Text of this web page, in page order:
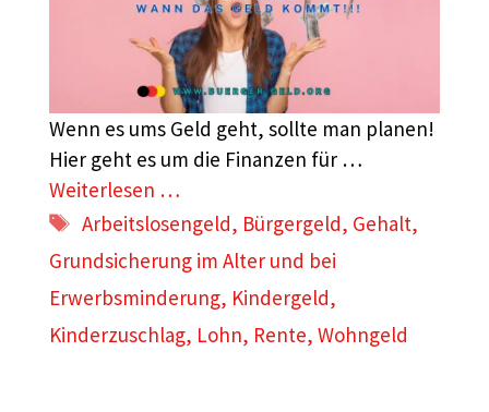
Wenn es ums Geld geht, sollte man planen!
Hier geht es um die Finanzen für …
Weiterlesen …
Schlagwörter
Arbeitslosengeld, Bürgergeld, Gehalt,
Grundsicherung im Alter und bei
Erwerbsminderung, Kindergeld,
Kinderzuschlag, Lohn, Rente, Wohngeld